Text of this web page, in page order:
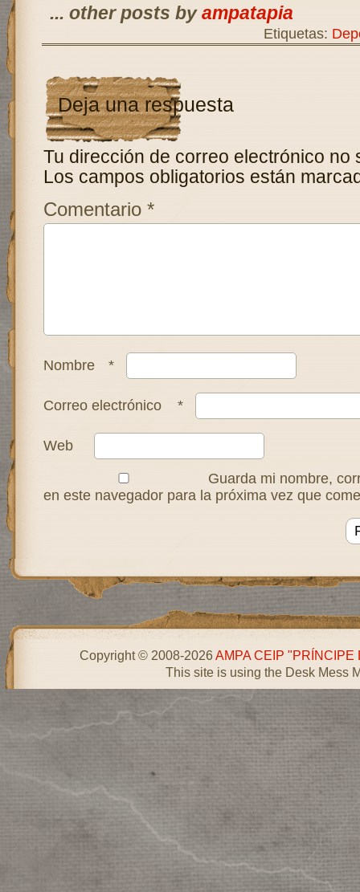
... other posts byampatapia
Etiquetas:
Deja una respuesta
Tu dirección de correo electrónico no
Los campos obligatorios están
Comentario *
Nombre *
Correo electrónico *
Web
Guarda mi nombre,
en este navegador para la próxima vez que
Copyright © 2008-2026AMPA CEIP "PRÍNCIPE
This site is using the Desk Mess